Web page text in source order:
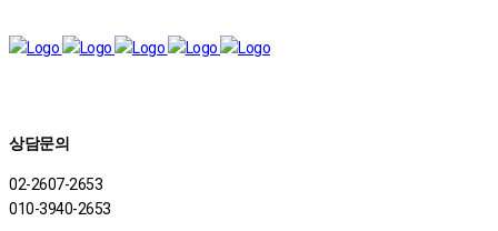
상담문의
02-2607-2653
010-3940-2653